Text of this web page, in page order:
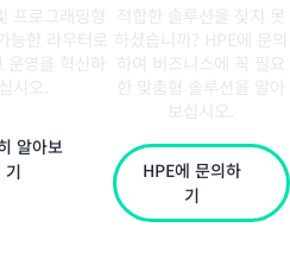
프로그래밍형
능한 라우터로
운영을 혁신하
십시오.
알아보
기
적합한 솔루션을 찾지 못
하셨습니까? HPE에 문의
하여 비즈니스에 꼭 필요
한 맞춤형 솔루션을 알아
보십시오.
HPE에 문의하
기